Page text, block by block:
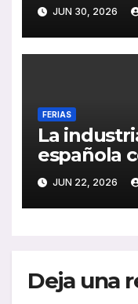
autocar
JUN 30, 2026
FERIAS
La
española
presencia
través de
JUN 22, 2026
Deja una